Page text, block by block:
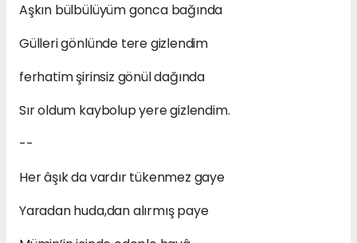
Aşkın bülbülüyüm gonca bağında
Gülleri gönlünde tere gizlendim
ferhatim şirinsiz gönül dağında
Sır oldum kaybolup yere gizlendim.
--
Her âşık da vardır tükenmez gaye
Yaradan huda,dan alırmış paye